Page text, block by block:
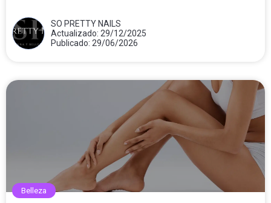
SO PRETTY NAILS
Actualizado: 29/12/2025
Publicado: 29/06/2026
Belleza